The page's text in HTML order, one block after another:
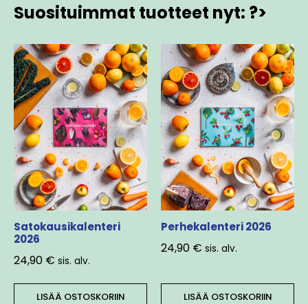
Suosituimmat tuotteet nyt: ?>
Satokausikalenteri
2026
24,90 € sis. alv.
LISÄÄ OSTOSKORIIN
Perhekalenteri 2026
24,90 € sis. alv.
LISÄÄ OSTOSKORIIN